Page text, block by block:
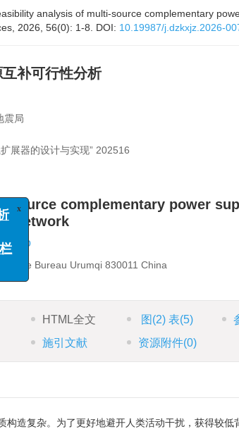
analysis of multi-source complementary
2026, 56(0): 1-8.
DOI: 10.19987/j.dzkxjz.2026-
补可行性分析
震局
展器的设计与实现” 202516
source complementary power
network
Bureau Urumqi 830011 China
HTML全文 图 (2)表(5)
施引文献 资源附件(0)
构造复杂。为了更好地避开人类活动干扰，获得较低
展”专栏